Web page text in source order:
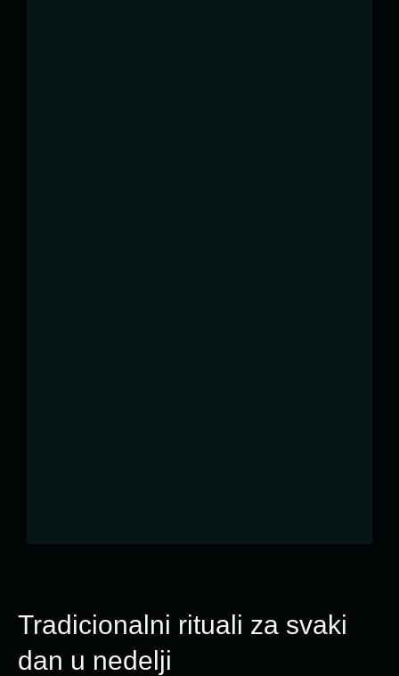
Tradicionalni rituali za svaki
dan u nedelji